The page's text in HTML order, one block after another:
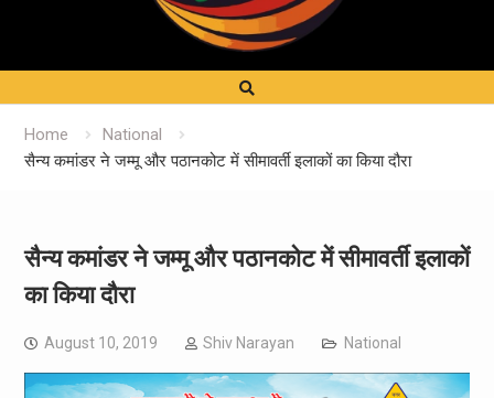
Home
National
सैन्य कमांडर ने जम्मू और पठानकोट में सीमावर्ती इलाकों का किया दौरा
सैन्य कमांडर ने जम्मू और पठानकोट में सीमावर्ती इलाकों
का किया दौरा
August 10, 2019 Shiv Narayan National